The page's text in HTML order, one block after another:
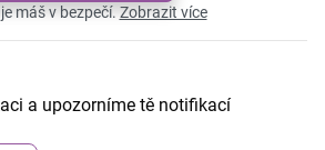
máš v bezpečí.Zobrazit více
a upozorníme tě notifikací